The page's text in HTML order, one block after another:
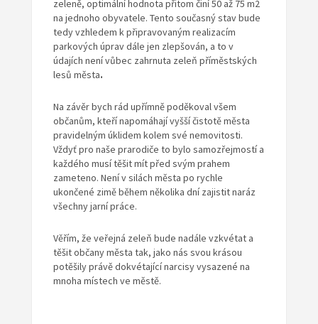
zeleně, optimální hodnota přitom činí 50 až 75 m2
na jednoho obyvatele. Tento současný stav bude
tedy vzhledem k připravovaným realizacím
parkových úprav dále jen zlepšován, a to v
údajích není vůbec zahrnuta zeleň příměstských
lesů města.
Na závěr bych rád upřímně poděkoval všem
občanům, kteří napomáhají vyšší čistotě města
pravidelným úklidem kolem své nemovitosti.
Vždyť pro naše prarodiče to bylo samozřejmostí a
každého musí těšit mít před svým prahem
zameteno. Není v silách města po rychle
ukončené zimě během několika dní zajistit naráz
všechny jarní práce.
Věřím, že veřejná zeleň bude nadále vzkvétat a
těšit občany města tak, jako nás svou krásou
potěšily právě dokvétající narcisy vysazené na
mnoha místech ve městě.